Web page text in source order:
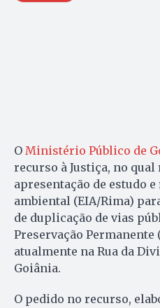
O Ministério Público de
recurso à Justiça, no
apresentação de estudo
ambiental (EIA/Rima)
de duplicação de vias
Preservação Permanente
atualmente na Rua da
Goiânia.
O pedido no recurso,